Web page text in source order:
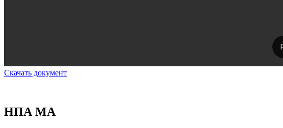
Скачать документ
НПА МА